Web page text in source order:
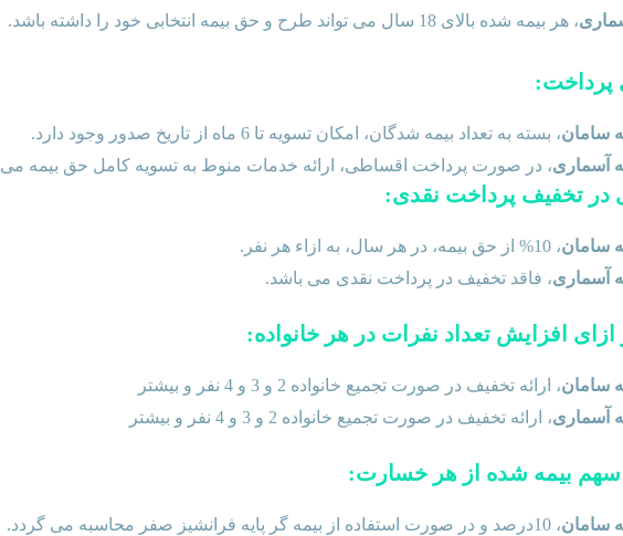
، هر بیمه شده بالای 18 سال می تواند طرح و حق بیمه انتخابی خود را داشته باشد.
سامان، بسته به تعداد بیمه شدگان، امکان تسویه تا 6 ماه از تاریخ صدور وجود دارد.
آسماری، در صورت پرداخت اقساطی، ارائه خدمات منوط به تسویه کامل حق بیمه می
سامان، 10% از حق بیمه، در هر سال، به ازاء هر نفر.
آسماری، فاقد تخفیف در پرداخت نقدی می باشد.
سامان، ارائه تخفیف در صورت تجمیع خانواده 2 و 3 و 4 نفر و بیشتر
آسماری، ارائه تخفیف در صورت تجمیع خانواده 2 و 3 و 4 نفر و بیشتر
سامان، 10درصد و در صورت استفاده از بیمه گر پایه فرانشیز صفر محاسبه می گردد.